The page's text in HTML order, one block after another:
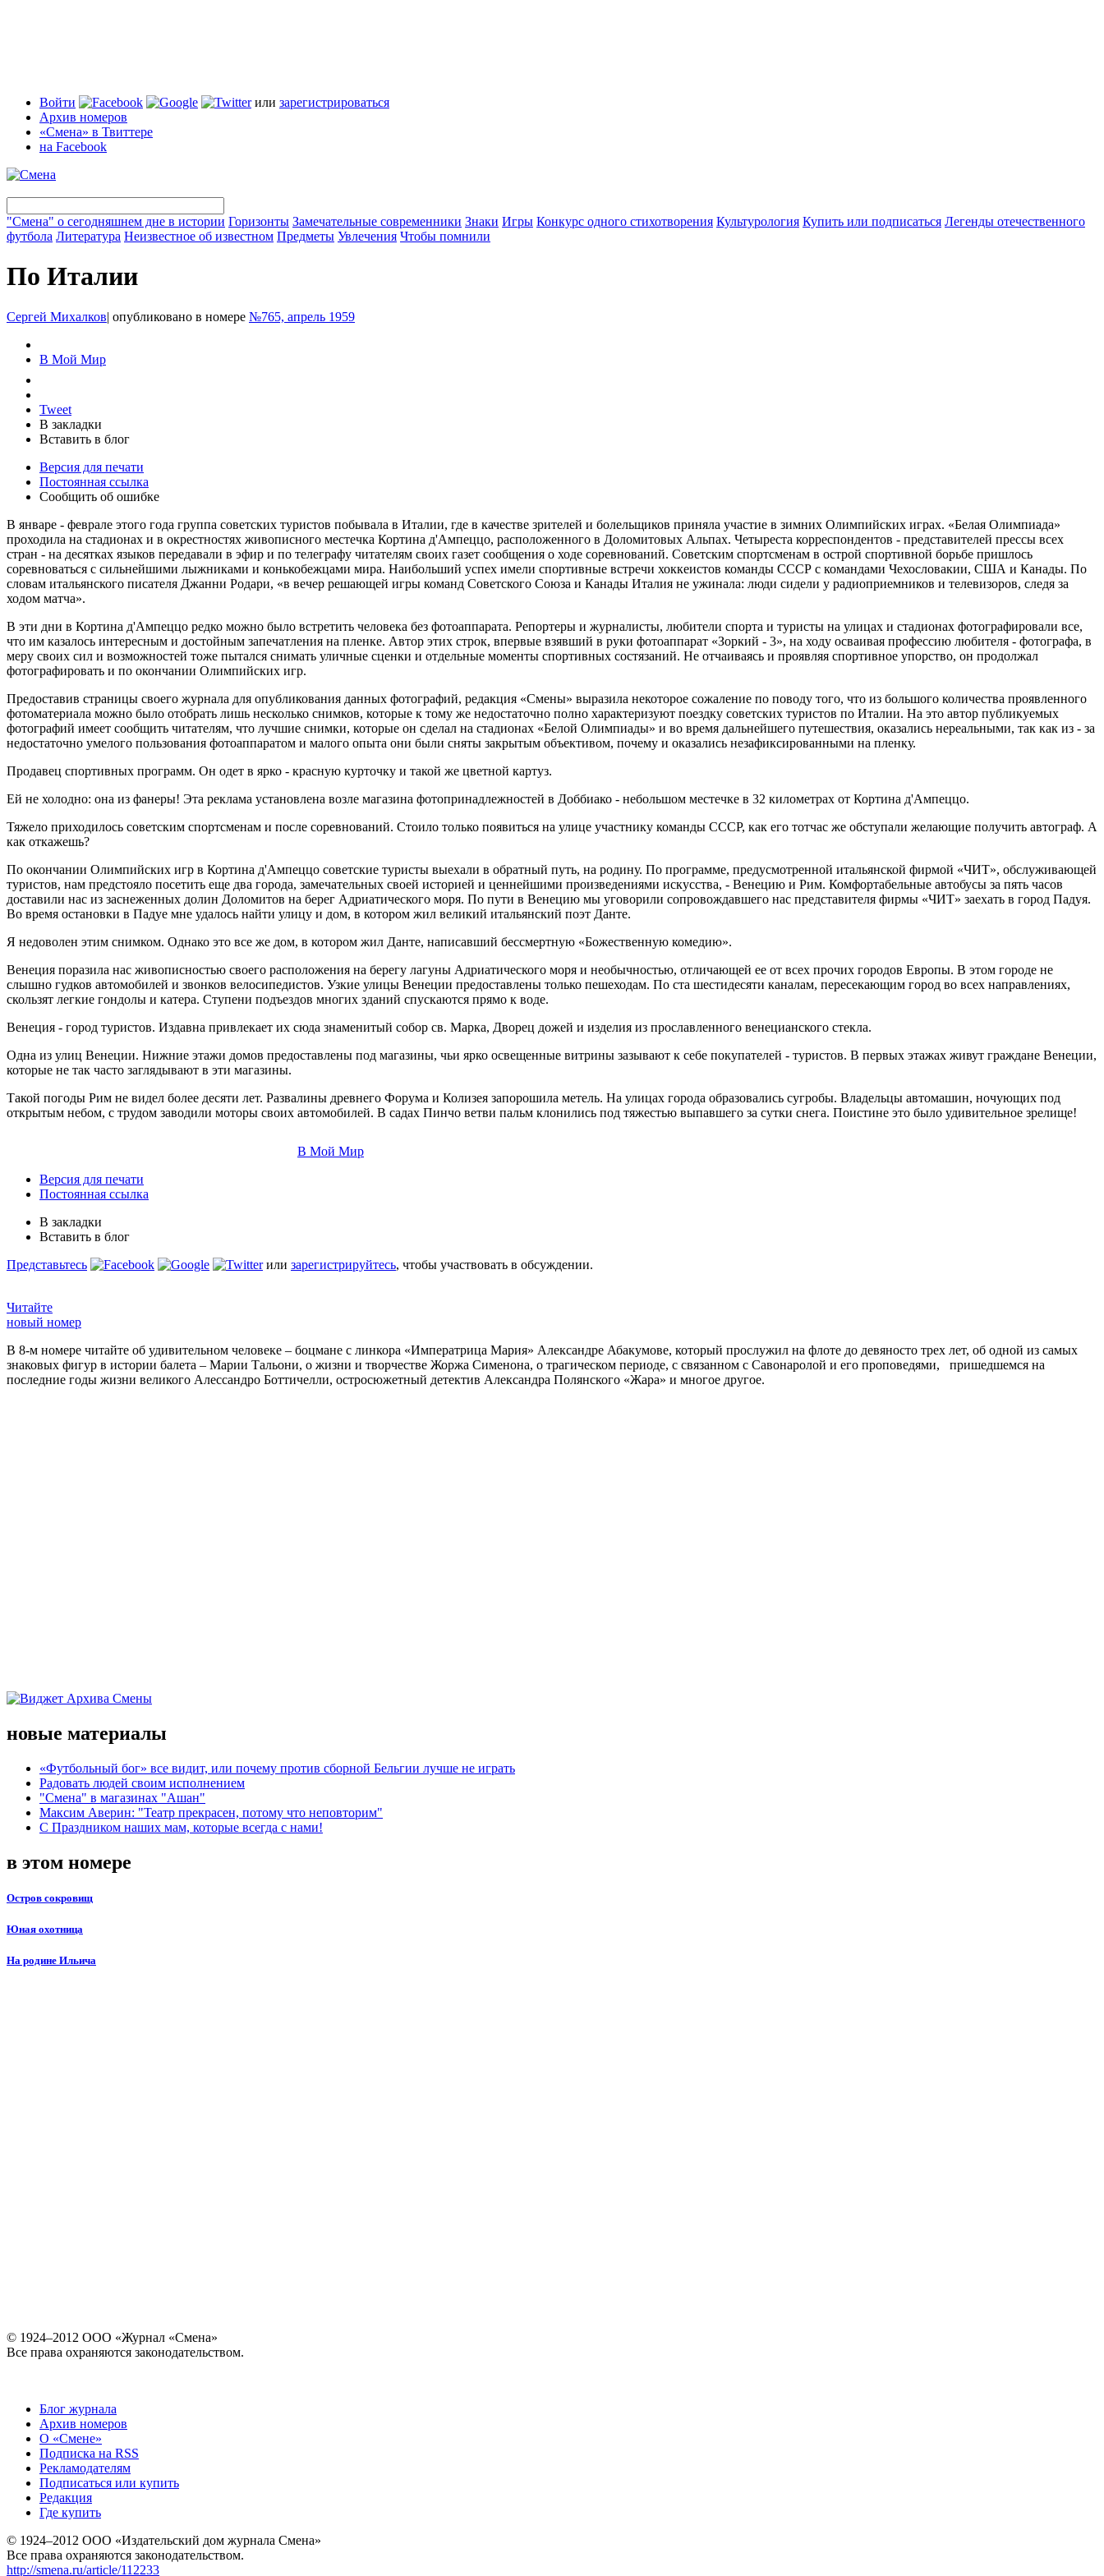
Войти или зарегистрироваться
Архив номеров
«Смена» в Твиттере
на Facebook
"Смена" о сегодняшнем дне в истории Горизонты Замечательные современники Знаки Игры Конкурс одного стихотворения Культурология Купить или подписаться Легенды отечественного
футбола Литература Неизвестное об известном Предметы Увлечения Чтобы помнили
По Италии
Сергей Михалков| опубликовано в номере №765, апрель 1959
В Мой Мир
Tweet
В закладки
Вставить в блог
Версия для печати
Постоянная ссылка
Сообщить об ошибке
В январе - феврале этого года группа советских туристов побывала в Италии, где в качестве зрителей и болельщиков приняла участие в зимних Олимпийских играх. «Белая Олимпиада»
проходила на стадионах и в окрестностях живописного местечка Кортина д'Ампеццо, расположенного в Доломитовых Альпах. Четыреста корреспондентов - представителей прессы всех
стран - на десятках языков передавали в эфир и по телеграфу читателям своих газет сообщения о ходе соревнований. Советским спортсменам в острой спортивной борьбе пришлось
соревноваться с сильнейшими лыжниками и конькобежцами мира. Наибольший успех имели спортивные встречи хоккеистов команды СССР с командами Чехословакии, США и Канады. По
словам итальянского писателя Джанни Родари, «в вечер решающей игры команд Советского Союза и Канады Италия не ужинала: люди сидели у радиоприемников и телевизоров, следя за
ходом матча».
В эти дни в Кортина д'Ампеццо редко можно было встретить человека без фотоаппарата. Репортеры и журналисты, любители спорта и туристы на улицах и стадионах фотографировали все,
что им казалось интересным и достойным запечатления на пленке. Автор этих строк, впервые взявший в руки фотоаппарат «Зоркий - 3», на ходу осваивая профессию любителя - фотографа, в
меру своих сил и возможностей тоже пытался снимать уличные сценки и отдельные моменты спортивных состязаний. Не отчаиваясь и проявляя спортивное упорство, он продолжал
фотографировать и по окончании Олимпийских игр.
Предоставив страницы своего журнала для опубликования данных фотографий, редакция «Смены» выразила некоторое сожаление по поводу того, что из большого количества проявленного
фотоматериала можно было отобрать лишь несколько снимков, которые к тому же недостаточно полно характеризуют поездку советских туристов по Италии. На это автор публикуемых
фотографий имеет сообщить читателям, что лучшие снимки, которые он сделал на стадионах «Белой Олимпиады» и во время дальнейшего путешествия, оказались нереальными, так как из - за
недостаточно умелого пользования фотоаппаратом и малого опыта они были сняты закрытым объективом, почему и оказались незафиксированными на пленку.
Продавец спортивных программ. Он одет в ярко - красную курточку и такой же цветной картуз.
Ей не холодно: она из фанеры! Эта реклама установлена возле магазина фотопринадлежностей в Доббиако - небольшом местечке в 32 километрах от Кортина д'Ампеццо.
Тяжело приходилось советским спортсменам и после соревнований. Стоило только появиться на улице участнику команды СССР, как его тотчас же обступали желающие получить автограф. А
как откажешь?
По окончании Олимпийских игр в Кортина д'Ампеццо советские туристы выехали в обратный путь, на родину. По программе, предусмотренной итальянской фирмой «ЧИТ», обслуживающей
туристов, нам предстояло посетить еще два города, замечательных своей историей и ценнейшими произведениями искусства, - Венецию и Рим. Комфортабельные автобусы за пять часов
доставили нас из заснеженных долин Доломитов на берег Адриатического моря. По пути в Венецию мы уговорили сопровождавшего нас представителя фирмы «ЧИТ» заехать в город Падуя.
Во время остановки в Падуе мне удалось найти улицу и дом, в котором жил великий итальянский поэт Данте.
Я недоволен этим снимком. Однако это все же дом, в котором жил Данте, написавший бессмертную «Божественную комедию».
Венеция поразила нас живописностью своего расположения на берегу лагуны Адриатического моря и необычностью, отличающей ее от всех прочих городов Европы. В этом городе не
слышно гудков автомобилей и звонков велосипедистов. Узкие улицы Венеции предоставлены только пешеходам. По ста шестидесяти каналам, пересекающим город во всех направлениях,
скользят легкие гондолы и катера. Ступени подъездов многих зданий спускаются прямо к воде.
Венеция - город туристов. Издавна привлекает их сюда знаменитый собор св. Марка, Дворец дожей и изделия из прославленного венецианского стекла.
Одна из улиц Венеции. Нижние этажи домов предоставлены под магазины, чьи ярко освещенные витрины зазывают к себе покупателей - туристов. В первых этажах живут граждане Венеции,
которые не так часто заглядывают в эти магазины.
Такой погоды Рим не видел более десяти лет. Развалины древнего Форума и Колизея запорошила метель. На улицах города образовались сугробы. Владельцы автомашин, ночующих под
открытым небом, с трудом заводили моторы своих автомобилей. В садах Пинчо ветви пальм клонились под тяжестью выпавшего за сутки снега. Поистине это было удивительное зрелище!
В Мой Мир
Версия для печати
Постоянная ссылка
В закладки
Вставить в блог
Представьтесь
или зарегистрируйтесь, чтобы участвовать в обсуждении.
Читайте
новый номер
В 8-м номере читайте об удивительном человеке – боцмане с линкора «Императрица Мария» Александре Абакумове, который прослужил на флоте до девяносто трех лет, об одной из самых
знаковых фигур в истории балета – Марии Тальони, о жизни и творчестве Жоржа Сименона, о трагическом периоде, с связанном с Савонаролой и его проповедями, пришедшемся на
последние годы жизни великого Алессандро Боттичелли, остросюжетный детектив Александра Полянского «Жара» и многое другое.
новые материалы
«Футбольный бог» все видит, или почему против сборной Бельгии лучше не играть
Радовать людей своим исполнением
"Смена" в магазинах "Ашан"
Максим Аверин: "Театр прекрасен, потому что неповторим"
С Праздником наших мам, которые всегда с нами!
в этом номере
Остров сокровищ
Юная охотница
На родине Ильича
© 1924–2012 ООО «Журнал «Смена»
Все права охраняются законодательством.
Блог журнала
Архив номеров
О «Смене»
Подписка на RSS
Рекламодателям
Подписаться или купить
Редакция
Где купить
© 1924–2012 ООО «Издательский дом журнала Смена»
Все права охраняются законодательством.
http://smena.ru/article/112233